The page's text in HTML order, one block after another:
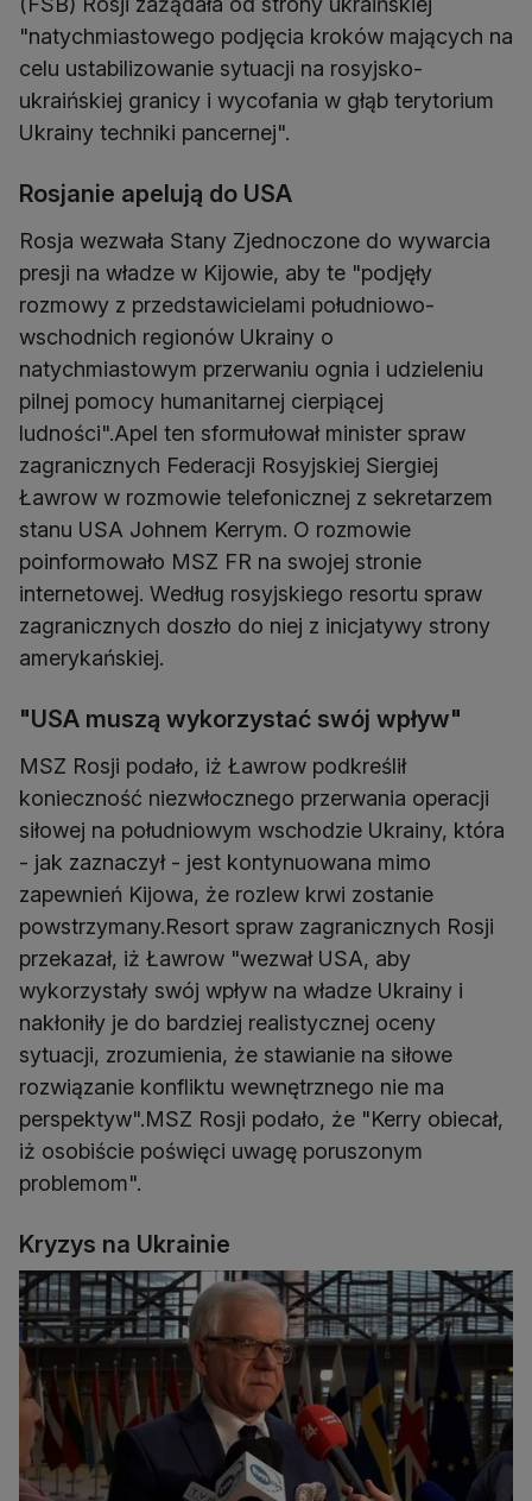
"natychmiastowego podjęcia kroków mających na
celu ustabilizowanie sytuacji na rosyjsko-
ukraińskiej granicy i wycofania w głąb terytorium
Ukrainy techniki pancernej".
Rosjanie apelują do USA
Rosja wezwała Stany Zjednoczone do wywarcia
presji na władze w Kijowie, aby te "podjęły
rozmowy z przedstawicielami południowo-
wschodnich regionów Ukrainy o
natychmiastowym przerwaniu ognia i udzieleniu
pilnej pomocy humanitarnej cierpiącej
ludności".Apel ten sformułował minister spraw
zagranicznych Federacji Rosyjskiej Siergiej
Ławrow w rozmowie telefonicznej z sekretarzem
stanu USA Johnem Kerrym. O rozmowie
poinformowało MSZ FR na swojej stronie
internetowej. Według rosyjskiego resortu spraw
zagranicznych doszło do niej z inicjatywy strony
amerykańskiej.
"USA muszą wykorzystać swój wpływ"
MSZ Rosji podało, iż Ławrow podkreślił
konieczność niezwłocznego przerwania operacji
siłowej na południowym wschodzie Ukrainy, która
- jak zaznaczył - jest kontynuowana mimo
zapewnień Kijowa, że rozlew krwi zostanie
powstrzymany.Resort spraw zagranicznych Rosji
przekazał, iż Ławrow "wezwał USA, aby
wykorzystały swój wpływ na władze Ukrainy i
nakłoniły je do bardziej realistycznej oceny
sytuacji, zrozumienia, że stawianie na siłowe
rozwiązanie konfliktu wewnętrznego nie ma
perspektyw".MSZ Rosji podało, że "Kerry obiecał,
iż osobiście poświęci uwagę poruszonym
problemom".
Kryzys na Ukrainie